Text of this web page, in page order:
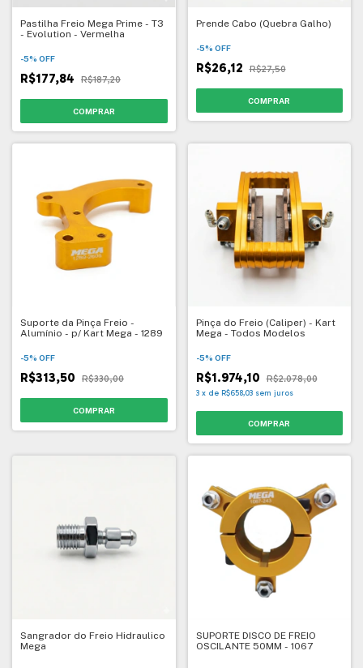
Pastilha Freio Mega Prime - T3
- Evolution - Vermelha
-5% OFF
R$177,84 R$187,20
Prende Cabo (Quebra Galho)
-5% OFF
R$26,12 R$27,50
Suporte da Pinça Freio -
Alumínio - p/ Kart Mega - 1289
-5% OFF
R$313,50 R$330,00
Pinça do Freio (Caliper) - Kart
Mega - Todos Modelos
-5% OFF
R$1.974,10 R$2.078,00
3 x de R$658,03 sem juros
Sangrador do Freio Hidraulico
Mega
SUPORTE DISCO DE FREIO
OSCILANTE 50MM - 1067